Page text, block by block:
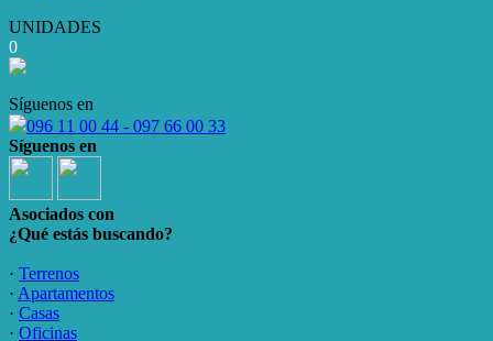
UNIDADES
0
Síguenos en
096 11 00 44 - 097 66 00 33
Síguenos en
Asociados con
¿Qué estás buscando?
· Terrenos
· Apartamentos
· Casas
· Oficinas